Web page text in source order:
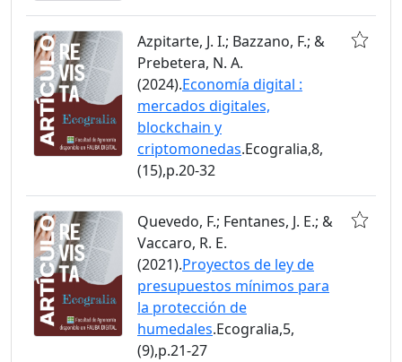
Azpitarte, J. I.; Bazzano, F.; &
Prebetera, N. A.
(2024).Economía digital :
mercados digitales,
blockchain y
criptomonedas.Ecogralia,8,
(15),p.20-32
Quevedo, F.; Fentanes, J. E.; &
Vaccaro, R. E.
(2021).Proyectos de ley de
presupuestos mínimos para
la protección de
humedales.Ecogralia,5,
(9),p.21-27